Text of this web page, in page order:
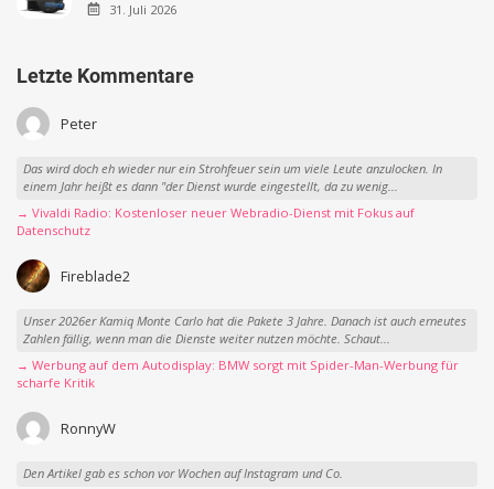
31. Juli 2026
Letzte Kommentare
Peter
Das wird doch eh wieder nur ein Strohfeuer sein um viele Leute anzulocken. In
einem Jahr heißt es dann "der Dienst wurde eingestellt, da zu wenig...
→ Vivaldi Radio: Kostenloser neuer Webradio-Dienst mit Fokus auf
Datenschutz
Fireblade2
Unser 2026er Kamiq Monte Carlo hat die Pakete 3 Jahre. Danach ist auch erneutes
Zahlen fällig, wenn man die Dienste weiter nutzen möchte. Schaut...
→ Werbung auf dem Autodisplay: BMW sorgt mit Spider-Man-Werbung für
scharfe Kritik
RonnyW
Den Artikel gab es schon vor Wochen auf Instagram und Co.